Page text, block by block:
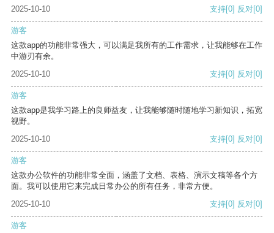
2025-10-10 支持[0] 反对[0]
游客
这款app的功能非常强大，可以满足我所有的工作需求，让我能够在工作
中游刃有余。
2025-10-10
支持[0] 反对[0]
游客
这款app是我学习路上的良师益友，让我能够随时随地学习新知识，拓宽
视野。
2025-10-10
支持[0] 反对[0]
游客
这款办公软件的功能非常全面，涵盖了文档、表格、演示文稿等各个方
面。我可以使用它来完成日常办公的所有任务，非常方便。
2025-10-10
支持[0] 反对[0]
游客